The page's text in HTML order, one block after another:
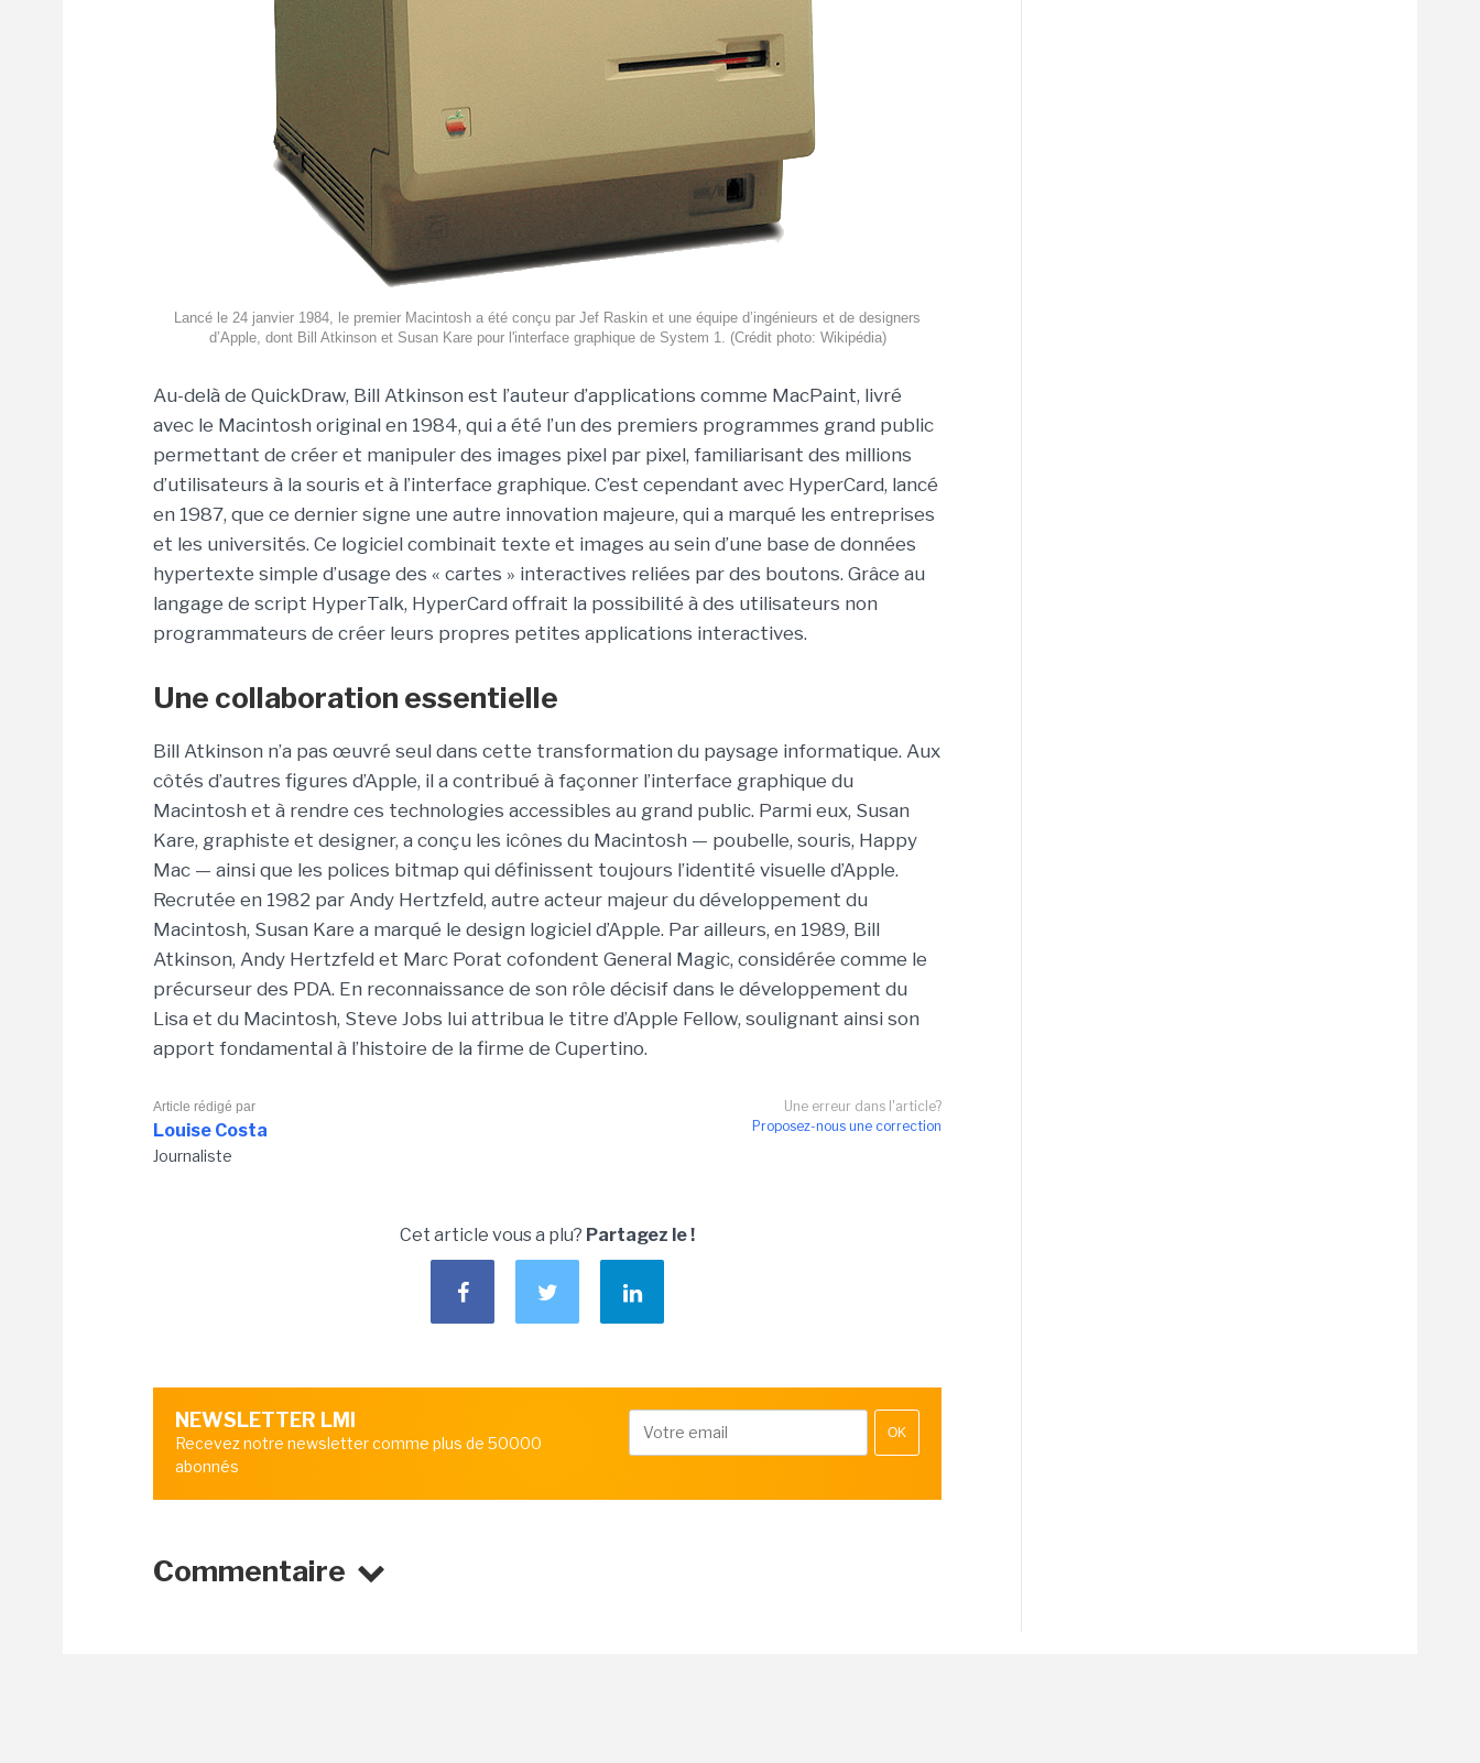
Lancé le 24 janvier 1984, le premier Macintosh a été conçu par Jef Raskin et une équipe d’ingénieurs et de designers
d’Apple, dont Bill Atkinson et Susan Kare pour l'interface graphique de System 1. (Crédit photo: Wikipédia)
Au-delà de QuickDraw, Bill Atkinson est l’auteur d’applications comme MacPaint, livré
avec le Macintosh original en 1984, qui a été l’un des premiers programmes grand public
permettant de créer et manipuler des images pixel par pixel, familiarisant des millions
d’utilisateurs à la souris et à l’interface graphique. C’est cependant avec HyperCard, lancé
en 1987, que ce dernier signe une autre innovation majeure, qui a marqué les entreprises
et les universités. Ce logiciel combinait texte et images au sein d’une base de données
hypertexte simple d’usage des « cartes » interactives reliées par des boutons. Grâce au
langage de script HyperTalk, HyperCard offrait la possibilité à des utilisateurs non
programmateurs de créer leurs propres petites applications interactives.
Une collaboration essentielle
Bill Atkinson n’a pas œuvré seul dans cette transformation du paysage informatique. Aux
côtés d’autres figures d’Apple, il a contribué à façonner l’interface graphique du
Macintosh et à rendre ces technologies accessibles au grand public. Parmi eux, Susan
Kare, graphiste et designer, a conçu les icônes du Macintosh — poubelle, souris, Happy
Mac — ainsi que les polices bitmap qui définissent toujours l’identité visuelle d’Apple.
Recrutée en 1982 par Andy Hertzfeld, autre acteur majeur du développement du
Macintosh, Susan Kare a marqué le design logiciel d’Apple. Par ailleurs, en 1989, Bill
Atkinson, Andy Hertzfeld et Marc Porat cofondent General Magic, considérée comme le
précurseur des PDA. En reconnaissance de son rôle décisif dans le développement du
Lisa et du Macintosh, Steve Jobs lui attribua le titre d’Apple Fellow, soulignant ainsi son
apport fondamental à l’histoire de la firme de Cupertino.
Une erreur dans l'article?
Proposez-nous une correction
Article rédigé par
Louise Costa
Journaliste
Cet article vous a plu? Partagez le !
NEWSLETTER LMI
Recevez notre newsletter comme plus de 50000
abonnés
OK
Commentaire